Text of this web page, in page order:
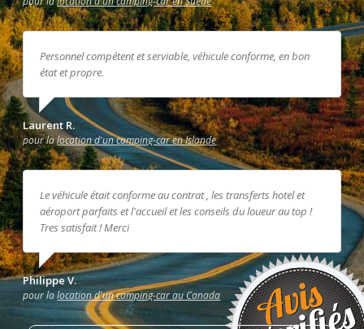
Personnel compétent et serviable, véhicule conforme, en bon
état et propre.
Laurent R.
pour lalocation d'un camping-car en Islande
Le véhicule était conforme au contrat , les transferts hotel et
aéroport parfaits et l'accueil et les conseils du loueur au top !
Tres satisfait ! Merci
Philippe V.
pour lalocation d'un camping-car au Canada